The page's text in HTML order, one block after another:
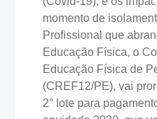
momento de
Profissional que
Educação Física, o
Educação Física de
(CREF12/PE), vai
2° lote para